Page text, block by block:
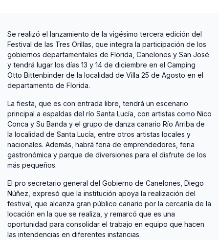
Se realizó el lanzamiento de la vigésimo tercera edición del
Festival de las Tres Orillas, que integra la participación de los
gobiernos departamentales de Florida, Canelones y San José
y tendrá lugar los días 13 y 14 de diciembre en el Camping
Otto Bittenbinder de la localidad de Villa 25 de Agosto en el
departamento de Florida.
La fiesta, que es con entrada libre, tendrá un escenario
principal a espaldas del río Santa Lucía, con artistas como Nico
Conca y Su Banda y el grupo de danza canario Río Arriba de
la localidad de Santa Lucía, entre otros artistas locales y
nacionales. Además, habrá feria de emprendedores, feria
gastronómica y parque de diversiones para el disfrute de los
más pequeños.
El pro secretario general del Gobierno de Canelones, Diego
Núñez, expresó que la institución apoya la realización del
festival, que alcanza gran público canario por la cercanía de la
locación en la que se realiza, y remarcó que es una
oportunidad para consolidar el trabajo en equipo que hacen
las intendencias en diferentes instancias.